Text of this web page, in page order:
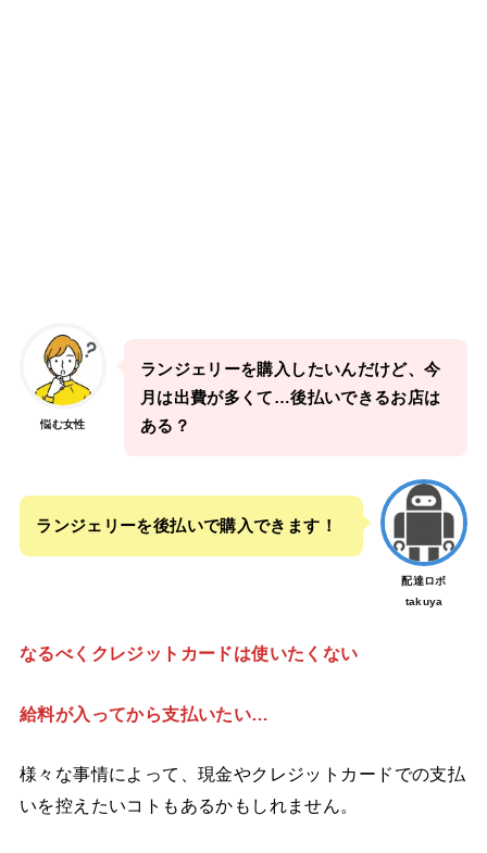
悩む女性
ランジェリーを購入したいんだけど、今
月は出費が多くて…後払いできるお店は
ある？
配達ロボ
takuya
ランジェリーを後払いで購入できます！
なるべくクレジットカードは使いたくない
給料が入ってから支払いたい…
様々な事情によって、現金やクレジットカードでの支払
いを控えたいコトもあるかもしれません。